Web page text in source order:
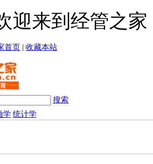
迎来到经管之家
首页 | 收藏本站
搜索
学 统计学